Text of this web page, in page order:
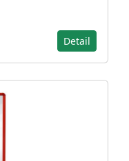
Detail